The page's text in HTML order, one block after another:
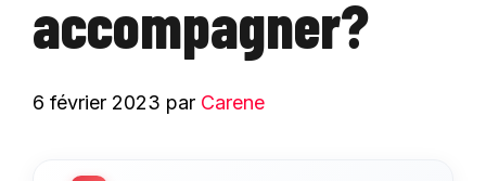
accompagner?
6 février 2023 par Carene